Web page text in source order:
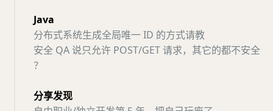
Java
分布式系统生成全局唯一 ID 的方式请教
安全 QA 说只允许 POST/GET 请求，其它的都不安全
？
分享发现